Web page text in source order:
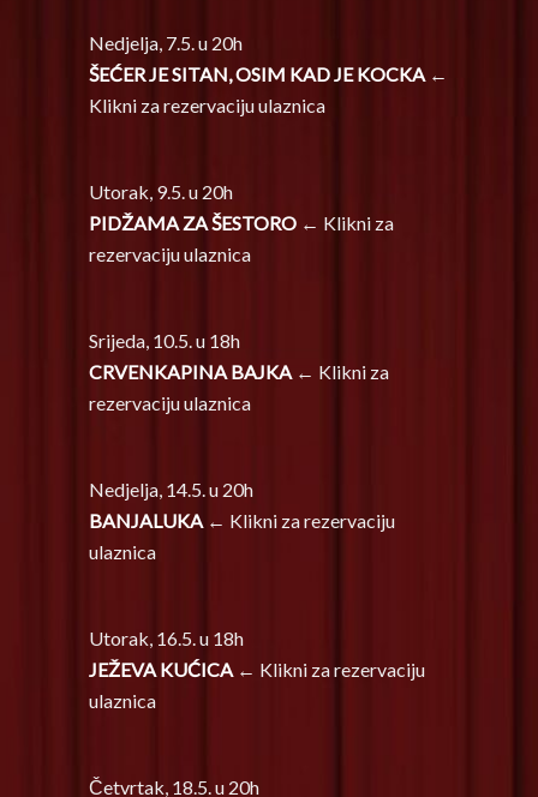
Nedjelja, 7.5. u 20h
ŠEĆER JE SITAN, OSIM KAD JE KOCKA ←
Klikni za rezervaciju ulaznica
Utorak, 9.5. u 20h
PIDŽAMA ZA ŠESTORO ← Klikni za
rezervaciju ulaznica
Srijeda, 10.5. u 18h
CRVENKAPINA BAJKA ← Klikni za
rezervaciju ulaznica
Nedjelja, 14.5. u 20h
BANJALUKA ← Klikni za rezervaciju
ulaznica
Utorak, 16.5. u 18h
JEŽEVA KUĆICA ← Klikni za rezervaciju
ulaznica
Četvrtak, 18.5. u 20h